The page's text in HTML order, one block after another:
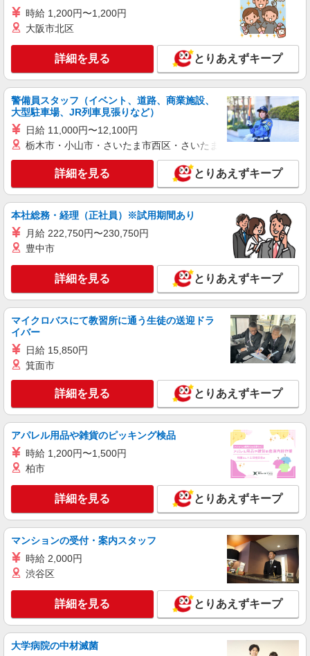
ホテルの調理スタッフ
時給 調理 1,350円〜1,400円 ※給与幅は経
験・能力・資格による
栃木県那須塩原市塩原2196番地4
アルバイト
伊東園ホテル塩原（株式会社伊東園ホテルズ）
時給 調理補助 1,070円〜1,200円 ※給与幅は
経験・能力・資格による
栃木県那須塩原市塩原2196番地4
キープ 詳細を見る
株式会社とりせん
スーパーマーケットの店内スタッフ（精肉部
門）
時給1,068円〜 午前8時前 及び 午後5時以降は
時給UPアリ！！ 日曜・祝日、お盆、年末はさら
とりせん黒磯店 栃木県那須塩原市豊住町78-93
詳細を見る
嘱託
株式会社とりせん
月給206,000円〜280,000円 ※通勤費規定内支
とりせん黒磯店 栃木県那須塩原市豊住町78-93
キープ 詳細を見る
パート
株式会社とりせん
スーパーマーケットの店内スタッフ（青果部
門）
時給1,068円〜 午前8時前 及び 午後5時以降は
時給UPアリ！！ 日曜・祝日、お盆、年末はさら
に時給＋100円
とりせん黒磯店 栃木県那須塩原市豊住町78-93
時給 1,200円〜1,200円
大阪市北区
詳細を見る とりあえずキープ
警備員スタッフ（イベント、道路、商業施設、
大型駐車場、JR列車見張りなど）
日給 11,000円〜12,100円
栃木市・小山市・さいたま市西区・さいたま市岩槻区・久喜市・
詳細を見る とりあえずキープ
本社総務・経理（正社員）※試用期間あり
月給 222,750円〜230,750円
豊中市
詳細を見る とりあえずキープ
マイクロバスにて教習所に通う生徒の送迎ドラ
イバー
日給 15,850円
箕面市
詳細を見る とりあえずキープ
アパレル用品や雑貨のピッキング検品
時給 1,200円〜1,500円
柏市
詳細を見る とりあえずキープ
マンションの受付・案内スタッフ
時給 2,000円
渋谷区
詳細を見る とりあえずキープ
大学病院の中材滅菌